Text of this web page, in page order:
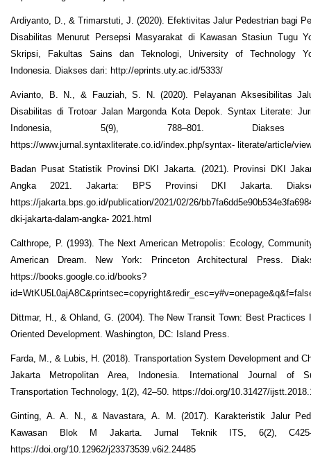
Ardiyanto, D., & Trimarstuti, J. (2020). Efektivitas Jalur Pedestrian bagi
Disabilitas Menurut Persepsi Masyarakat di Kawasan Stasiun Tugu
Skripsi, Fakultas Sains dan Teknologi, University of Technology
Indonesia. Diakses dari: http://eprints.uty.ac.id/5333/
Avianto, B. N., & Fauziah, S. N. (2020). Pelayanan Aksesibilitas
Disabilitas di Trotoar Jalan Margonda Kota Depok. Syntax Literate:
Indonesia, 5(9), 788–801. Diakses
https://www.jurnal.syntaxliterate.co.id/index.php/syntax- literate/article/
Badan Pusat Statistik Provinsi DKI Jakarta. (2021). Provinsi DKI
Angka 2021. Jakarta: BPS Provinsi DKI Jakarta.
https://jakarta.bps.go.id/publication/2021/02/26/
dki-jakarta-dalam-angka- 2021.html
Calthrope, P. (1993). The Next American Metropolis: Ecology,
American Dream. New York: Princeton Architectural Press.
https://books.google.co.id/books?
Dittmar, H., & Ohland, G. (2004). The New Transit Town: Best Practices
Oriented Development. Washington, DC: Island Press.
Farda, M., & Lubis, H. (2018). Transportation System Development and
Jakarta Metropolitan Area, Indonesia. International Journal of
Transportation Technology, 1(2), 42–50. https://doi.org/10.31427/
Ginting, A. A. N., & Navastara, A. M. (2017). Karakteristik Jalur
Kawasan Blok M Jakarta. Jurnal Teknik ITS, 6(2),
https://doi.org/10.12962/j23373539.v6i2.24485